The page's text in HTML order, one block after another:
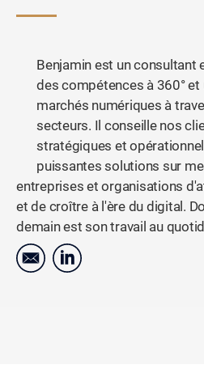
Benjamin est un consultant
des compétences à 360°
marchés numériques à
secteurs. Il conseille nos
stratégiques et
puissantes solutions sur
entreprises et organisations
et de croître à l'ère du digital.
demain est son travail au